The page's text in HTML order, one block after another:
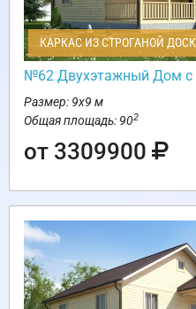
КАРКАС ИЗ СТРОГАНОЙ
№62 Двухэтажный Дом с
Размер: 9х9 м
Общая площадь: 902
от 3309900